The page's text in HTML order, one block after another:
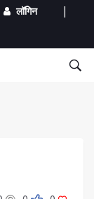
लॉगिन |